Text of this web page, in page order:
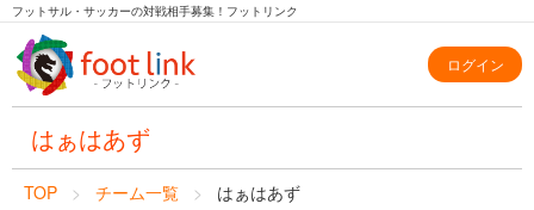
フットサル・サッカーの対戦相手募集！フットリンク
ログイン
はぁはあず
TOP チーム一覧 はぁはあず